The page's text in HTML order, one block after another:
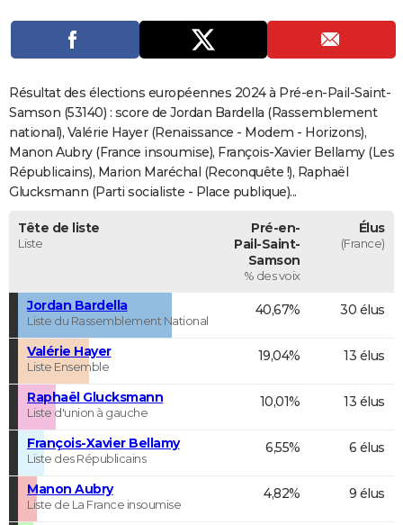
Se connecter
Entreprises
Service militaire
Avis de recherche
AVIS DE DÉCÈS
FORUM
Bricolage
Lifestyle
Culture
Sport
Auto
Television
Voyage
Cinema
Résultat des élections européennes 2024 à Pré-en-Pail-Saint-
Samson (53140) : score de Jordan Bardella (Rassemblement
national), Valérie Hayer (Renaissance - Modem - Horizons),
Manon Aubry (France insoumise), François-Xavier Bellamy (Les
Républicains), Marion Maréchal (Reconquête !), Raphaël
Glucksmann (Parti socialiste - Place publique)...
Tête de liste
Liste
Pré-en-
Pail-Saint-
Samson
% des voix
Élus
(France)
Jordan Bardella
Liste du Rassemblement National
40,67% 30 élus
Valérie Hayer
Liste Ensemble
19,04% 13 élus
Raphaël Glucksmann
Liste d'union à gauche
10,01% 13 élus
François-Xavier Bellamy
Liste des Républicains
6,55% 6 élus
Manon Aubry
Liste de La France insoumise
4,82% 9 élus